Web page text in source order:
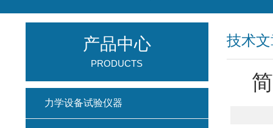
技术
产品中心
PRODUCTS
力学设备试验仪器